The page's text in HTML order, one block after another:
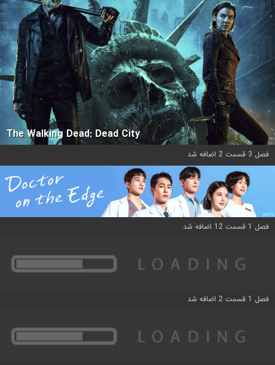
The Walking Dead: Dead City
فصل 3 قسمت 2 اضافه شد
فصل 1 قسمت 12 اضافه شد
فصل 1 قسمت 2 اضافه شد